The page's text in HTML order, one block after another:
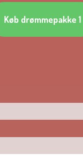
Køb drømmepakke 1